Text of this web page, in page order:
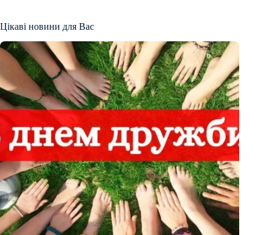
Цікаві новини для Вас